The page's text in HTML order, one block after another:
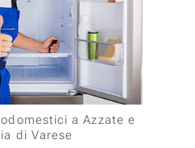
a Azzate e
di Varese